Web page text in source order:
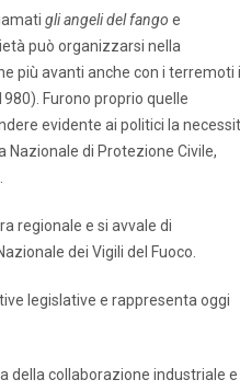
gli angeli del fango e
può organizzarsi nella
più avanti anche con i terremoti
Furono proprio quelle
evidente ai politici la
di Protezione Civile,
regionale e si avvale di
dei Vigili del Fuoco.
legislative e rappresenta oggi
della collaborazione industriale e